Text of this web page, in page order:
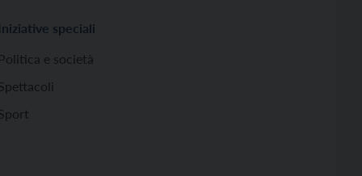
Iniziative speciali
Politica e società